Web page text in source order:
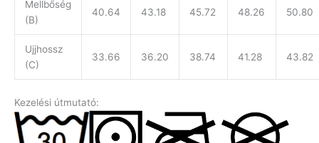
Mellbőség
(B)
40.64 43.18 45.72 48.26 50.80
Ujjhossz
(C)
33.66 36.20 38.74 41.28 43.82
Kezelési útmutató: